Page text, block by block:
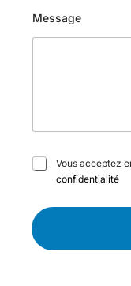
Message
C
s
à
Vous acceptez
confidentialité